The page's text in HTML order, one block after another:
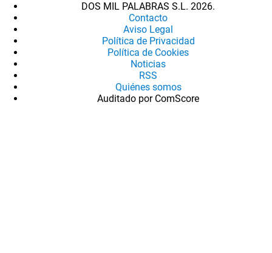
DOS MIL PALABRAS S.L. 2026.
Contacto
Aviso Legal
Política de Privacidad
Política de Cookies
Noticias
RSS
Quiénes somos
Auditado por ComScore